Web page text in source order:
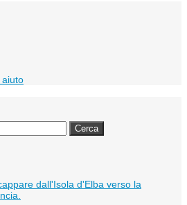
aiuto
dall'Isola d'Elba verso la